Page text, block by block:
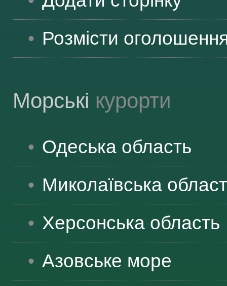
Розмісти
Морські курорти
Одеська область
Миколаївська
Херсонська область
Азовське море